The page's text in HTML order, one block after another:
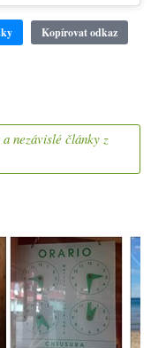
Kopírovat odkaz
nezávislé články z